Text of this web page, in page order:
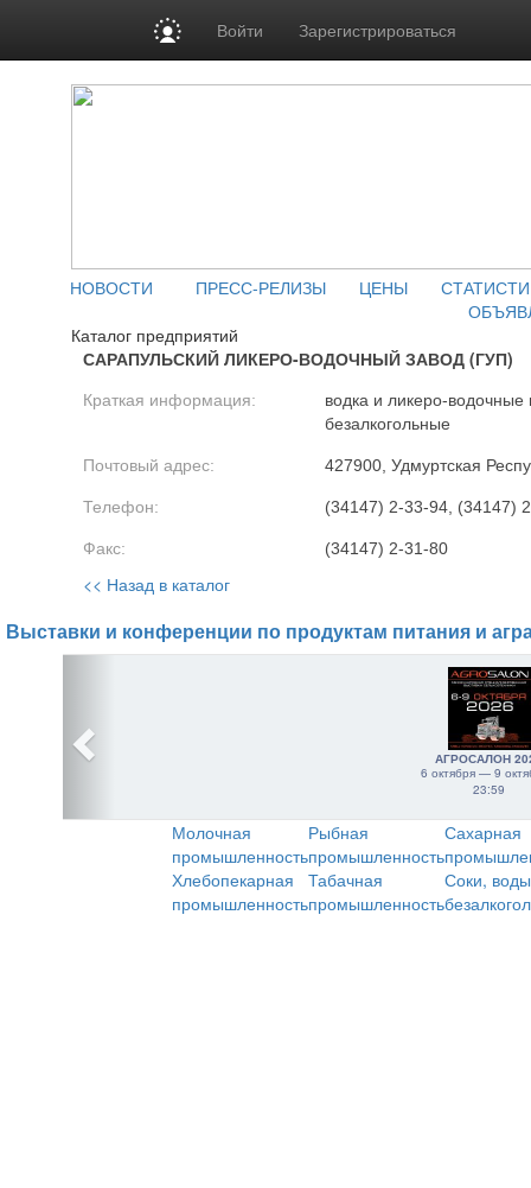
Войти Зарегистрироваться
НОВОСТИ ПРЕСС-РЕЛИЗЫ ЦЕНЫ
Каталог предприятий
САРАПУЛЬСКИЙ ЛИКЕРО-ВОДОЧНЫЙ ЗАВОД (ГУП)
Краткая информация:
водка и ликеро-водочные
безалкогольные
Почтовый адрес: 427900, Удмуртская
Телефон: (34147) 2-33-94, (34147)
Факс: (34147) 2-31-80
<< Назад в каталог
Выставки и конференции по продуктам питания и
АГРОСАЛОН
6 октября — 9
23:59
Молочная
промышленность
Рыбная
промышленность
Сахарная
Хлебопекарная
промышленность
Табачная
промышленность
Соки,